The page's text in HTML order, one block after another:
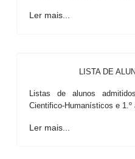
Ler mais...
LISTA DE
Listas de alunos
Cientifico-Humanísticos e 1.º
Ler mais...